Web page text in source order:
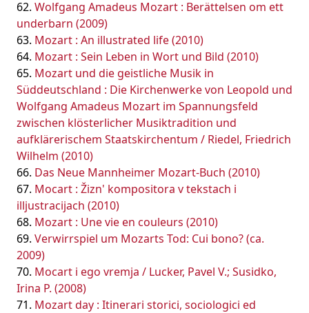
Wolfgang Amadeus Mozart : Berättelsen om ett
underbarn (2009)
Mozart : An illustrated life (2010)
Mozart : Sein Leben in Wort und Bild (2010)
Mozart und die geistliche Musik in
Süddeutschland : Die Kirchenwerke von Leopold und
Wolfgang Amadeus Mozart im Spannungsfeld
zwischen klösterlicher Musiktradition und
aufklärerischem Staatskirchentum / Riedel, Friedrich
Wilhelm (2010)
Das Neue Mannheimer Mozart-Buch (2010)
Mocart : Žizn' kompositora v tekstach i
illjustracijach (2010)
Mozart : Une vie en couleurs (2010)
Verwirrspiel um Mozarts Tod: Cui bono? (ca.
2009)
Mocart i ego vremja / Lucker, Pavel V.; Susidko,
Irina P. (2008)
Mozart day : Itinerari storici, sociologici ed